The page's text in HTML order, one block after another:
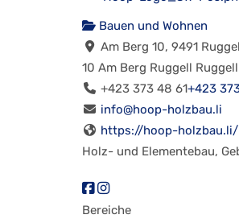
Bauen und Wohnen
Am Berg 10, 9491
10 Am Berg Ruggell Ruggell
+423 373 48 61+423
info@hoop-holzbau.li
https://hoop-holzbau.li/
Holz- und Elementebau,
Bereiche